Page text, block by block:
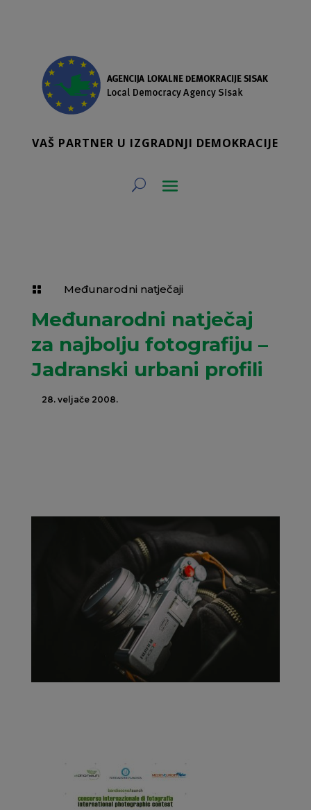
VAŠ PARTNER U IZGRADNJI DEMOKRACIJE
 Međunarodni natječaji
Međunarodni natječaj
za najbolju fotografiju –
Jadranski urbani profili
28. veljače 2008.